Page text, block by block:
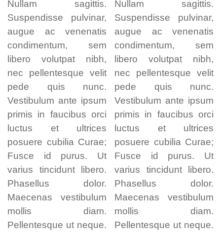
Nullam sagittis.
Suspendisse pulvinar,
augue ac venenatis
condimentum, sem
libero volutpat nibh,
nec pellentesque velit
pede quis nunc.
Vestibulum ante ipsum
primis in faucibus orci
luctus et ultrices
posuere cubilia Curae;
Fusce id purus. Ut
varius tincidunt libero.
Phasellus dolor.
Maecenas vestibulum
mollis diam.
Pellentesque ut neque.
Nullam sagittis.
Suspendisse pulvinar,
augue ac venenatis
condimentum, sem
libero volutpat nibh,
nec pellentesque velit
pede quis nunc.
Vestibulum ante ipsum
primis in faucibus orci
luctus et ultrices
posuere cubilia Curae;
Fusce id purus. Ut
varius tincidunt libero.
Phasellus dolor.
Maecenas vestibulum
mollis diam.
Pellentesque ut neque.